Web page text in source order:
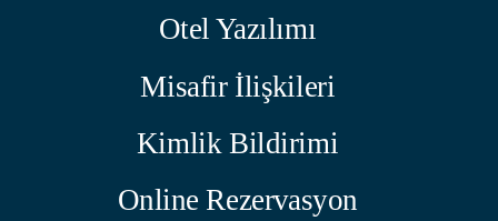
Otel Yazılımı
Misafir İlişkileri
Kimlik Bildirimi
Online Rezervasyon